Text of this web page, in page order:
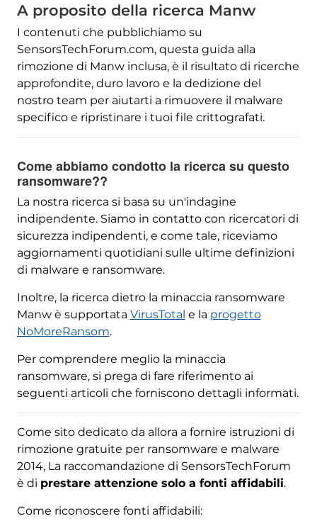
A proposito della ricerca Manw
I contenuti che pubblichiamo su
SensorsTechForum.com, questa guida alla
rimozione di Manw inclusa, è il risultato di ricerche
approfondite, duro lavoro e la dedizione del
nostro team per aiutarti a rimuovere il malware
specifico e ripristinare i tuoi file crittografati.
Come abbiamo condotto la ricerca su questo
ransomware??
La nostra ricerca si basa su un'indagine
indipendente. Siamo in contatto con ricercatori di
sicurezza indipendenti, e come tale, riceviamo
aggiornamenti quotidiani sulle ultime definizioni
di malware e ransomware.
Inoltre, la ricerca dietro la minaccia ransomware
Manw è supportata VirusTotal e la progetto
NoMoreRansom.
Per comprendere meglio la minaccia
ransomware, si prega di fare riferimento ai
seguenti articoli che forniscono dettagli informati.
Come sito dedicato da allora a fornire istruzioni di
rimozione gratuite per ransomware e malware
2014, La raccomandazione di SensorsTechForum
è di prestare attenzione solo a fonti affidabili.
Come riconoscere fonti affidabili: